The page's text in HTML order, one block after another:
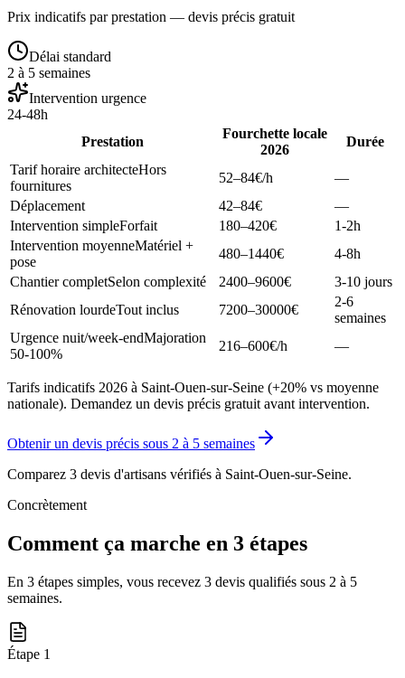
Prix indicatifs par prestation — devis précis gratuit
Délai standard
2 à 5 semaines
Intervention urgence
24-48h
Prestation
Fourchette locale
2026
Durée
Tarif horaire architecteHors
fournitures
52–84€/h
—
Déplacement
42–84€
—
Intervention simpleForfait 180–420€
1-2h
Intervention moyenneMatériel +
pose
480–1440€
4-8h
Chantier completSelon complexité 2400–9600€
3-10 jours
Rénovation lourdeTout inclus 7200–30000€
2-6
semaines
Urgence nuit/week-endMajoration
50-100%
216–600€/h —
Tarifs indicatifs 2026 à Saint-Ouen-sur-Seine (+20% vs moyenne
nationale). Demandez un devis précis gratuit avant intervention.
Obtenir un devis précis sous 2 à 5 semaines
Comparez 3 devis d'artisans vérifiés à Saint-Ouen-sur-Seine.
Concrètement
Comment ça marche en 3 étapes
En 3 étapes simples, vous recevez 3 devis qualifiés sous 2 à 5
semaines.
Étape 1